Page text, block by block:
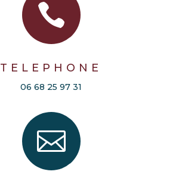

TELEPHONE
06 68 25 97 31
